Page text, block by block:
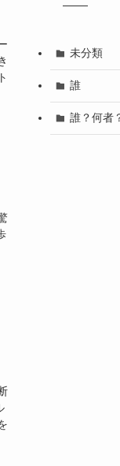
未分類
誰
誰？何者